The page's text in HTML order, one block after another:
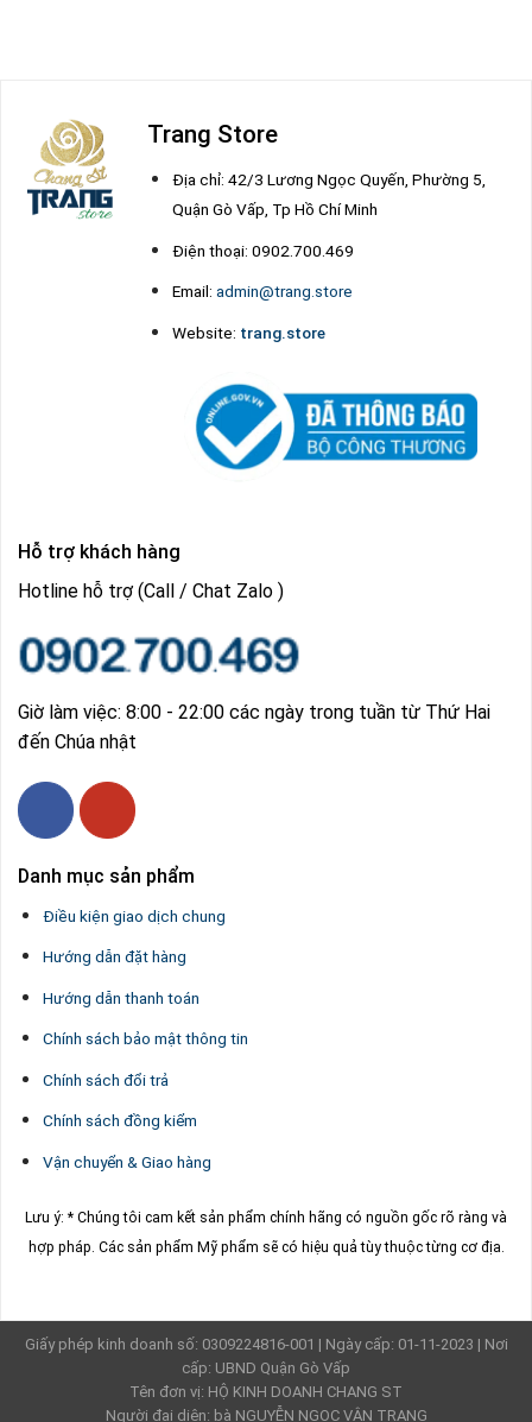
Trang Store
Địa chỉ: 42/3 Lương Ngọc Quyến, Phường 5,
Quận Gò Vấp, Tp Hồ Chí Minh
Điện thoại: 0902.700.469
Email:admin@trang.store
Website: trang.store
Hỗ trợ khách hàng
Hotline hỗ trợ (Call / Chat Zalo )
Giờ làm việc: 8:00 - 22:00 các ngày trong tuần từ Thứ Hai
đến Chúa nhật
Danh mục sản phẩm
Điều kiện giao dịch chung
Hướng dẫn đặt hàng
Hướng dẫn thanh toán
Chính sách bảo mật thông tin
Chính sách đổi trả
Chính sách đồng kiểm
Vận chuyển & Giao hàng
Lưu ý: * Chúng tôi cam kết sản phẩm chính hãng có nguồn gốc rõ ràng và
hợp pháp. Các sản phẩm Mỹ phẩm sẽ có hiệu quả tùy thuộc từng cơ địa.
Giấy phép kinh doanh số: 0309224816-001 | Ngày cấp: 01-11-2023 | Nơi
cấp: UBND Quận Gò Vấp
Tên đơn vị: HỘ KINH DOANH CHANG ST
Người đại diện: bà NGUYỄN NGỌC VÂN TRANG